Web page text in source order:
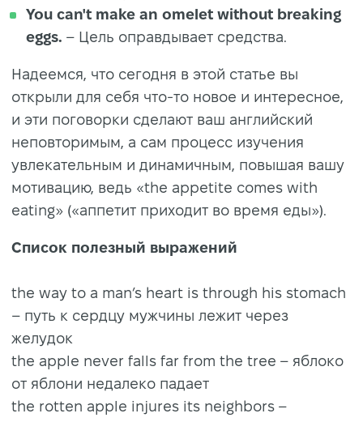
You can't make an omelet without breaking
eggs. – Цель оправдывает средства.
Надеемся, что сегодня в этой статье вы
открыли для себя что-то новое и интересное,
и эти поговорки сделают ваш английский
неповторимым, а сам процесс изучения
увлекательным и динамичным, повышая вашу
мотивацию, ведь «the appetite comes with
eating» («аппетит приходит во время еды»).
Список полезный выражений
the way to a man’s heart is through his stomach
– путь к сердцу мужчины лежит через
желудок
the apple never falls far from the tree – яблоко
от яблони недалеко падает
the rotten apple injures its neighbors –